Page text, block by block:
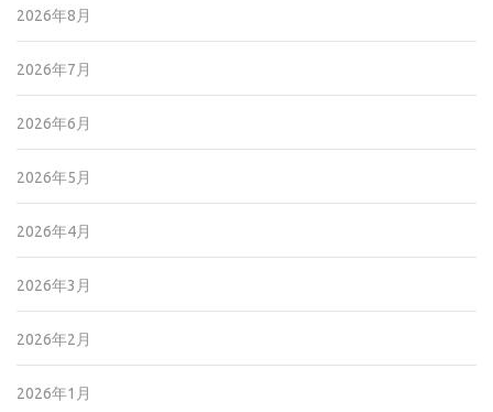
2026年8月
2026年7月
2026年6月
2026年5月
2026年4月
2026年3月
2026年2月
2026年1月